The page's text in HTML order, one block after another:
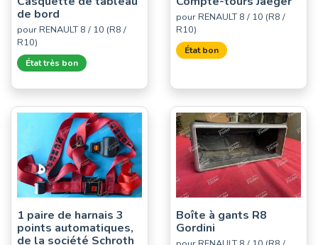
de bord
pour RENAULT 8 / 10 (R8 /
R10)
État très bon
pour RENAULT 8 / 10 (R8 /
R10)
État bon
1 paire de harnais 3
points automatiques,
de la société Schroth
Boîte à gants R8
Gordini